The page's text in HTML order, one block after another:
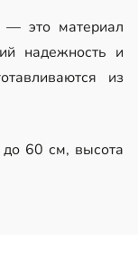
это материал
надежность и
из
60 см, высота